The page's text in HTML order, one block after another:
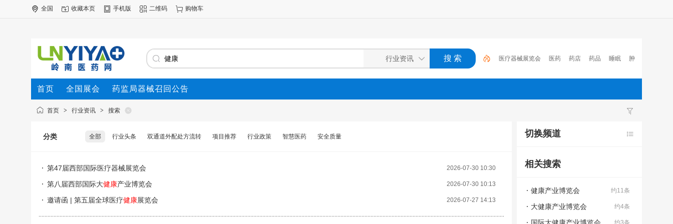
全国 收藏本页 手机版 二维码 购物车
医疗器械展览会 医药 药店 药品 睡眠 肿
瘤 医保 电子处方流转平台 2023 心脑血管疾
病
首页 全国展会 药监局器械召回公告
首页 > 行业资讯 > 搜索
分类 全部 行业头条 双通道外配处方流转 项目推荐 行业政策 智慧医药 安全质量
2026-07-30 10:30
第47届西部国际医疗器械展览会
2026-07-30 10:13
第八届西部国际大健康产业博览会
2026-07-27 14:13
邀请函 | 第五届全球医疗健康展览会
切换频道
相关搜索
约11条
健康产业博览会
约4条
大健康产业博览会
约3条